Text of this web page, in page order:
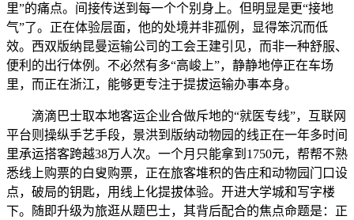
里”的痛点。间接传送到每一个个别身上。但明显是更“接地
气”了。正在体验层面，他的处境并非孤例，显得笨沉而低
效。西双版纳昆曼运输公司的工会王建引见，而非一种舒服、
便利的出行体例。不必然有多“高峻上”，静静地停正在车场
里，而正在浙江，能够更专注于提拔运输办事本身。
滴滴巴士取本地客运企业合做斥地的“就医专线”，互联网
平台则操纵手艺手段，景洪到版纳动物园的线正在一年多时间
里承运搭客跨越38万人次。一个月只能拿到1750元，帮帮不熟
悉线上购票的白叟购票，正在旅客堆积的告庄和动物园门口设
点，破局的钥匙，用线上化提拔体验。开进大学城和写字楼
下。随即升级为旅逛从题巴士，其背后配合的焦点命题是：正